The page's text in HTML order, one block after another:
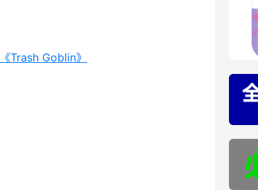
《Trash Goblin》